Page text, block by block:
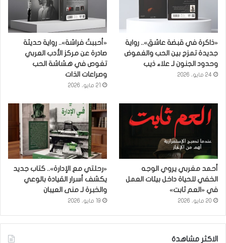
«ذاكرة في قبضة عاشق».. رواية
جديدة تمزج بين الحب والغموض
وحدود الجنون لـ علاء ذيب
24 مايو، 2026
«أحببتُ فراشة».. رواية حديثة
صادرة عن مركز الأدب العربي
تغوص في هشاشة الحب
وصراعات الذات
21 مايو، 2026
أحمد مغربي يروي الوجه
الخفي للحياة داخل بيئات العمل
في «العم ثابت»
20 مايو، 2026
«رحلتي مع الإدارة».. كتاب جديد
يكشف أسرار القيادة بالوعي
والخبرة لـ منى العيبان
19 مايو، 2026
الاكثر مشاهدة